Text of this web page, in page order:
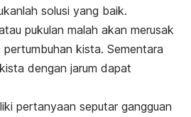
solusi yang baik.
pukulan malah akan merusak
kista. Sementara
dengan jarum dapat
pertanyaan seputar gangguan